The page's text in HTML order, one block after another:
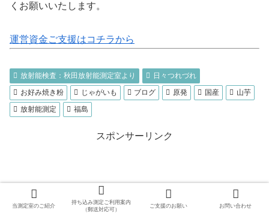
くお願いいたします。
運営資金ご支援はコチラから
放射能検査：秋田放射能測定室より
日々つれづれ
お好み焼き粉
じゃがいも ブログ 原発 国産
山芋
放射能測定
福島
スポンサーリンク
当測定室のご紹介
持ち込み測定ご利用案内
（郵送対応可）
ご支援のお願い お問い合わせ